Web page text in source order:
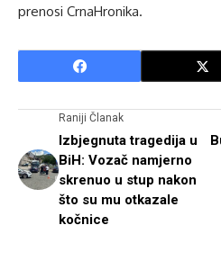
prenosi CrnaHronika.
Raniji Članak
Izbjegnuta tragedija u
BiH: Vozač namjerno
skrenuo u stup nakon
što su mu otkazale
kočnice